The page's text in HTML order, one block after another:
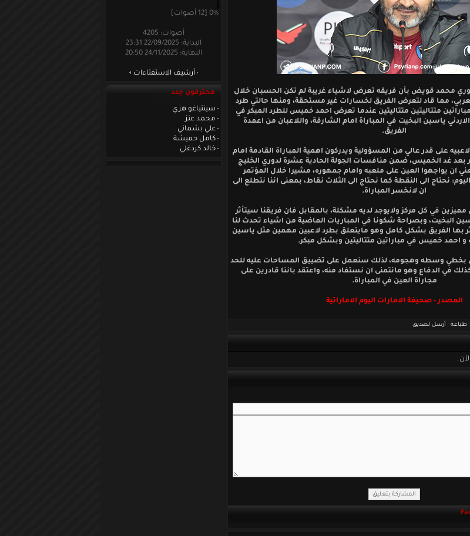
محمد قويض بأن فريقه تعرض لاشياء غريبة لم تكن الحسبان خلال
مما قاد لتعرض الفريق لخسارات غير مستحقة، ومنها حالتي طرد
متتاليتين متتاليتين عندما تعرض احمد خميس للطرد المبكر في
ياسين البخيت في المباراة امام الشارقة، واللاعبان من اعمدة
الفريق.
على قدر عالي من المسؤولية ويدركون اهمية المباراة القادمة امام
بعد غد الخميس، ضمن منافسات الجولة الحادية عشرة لدوري الخليج
ان يواجهوا العين على ملعبه وامام جمهوره، مشيرا خلال المؤتمر
نحتاج الى النقطة كما نحتاج الى الثلاث نقاط، بمعنى اننا نتطلع الى
ان لانخسر المباراة.
مميزين في كل مركز ولايوجد لديه مشكلة، بالمقابل فان فريقنا سيتأثر
البخيت، وبصراحة شكونا في المباريات الماضية من اشياء تحدث لنا
بها الفريق بشكل كامل وهو مايتعلق بطرد لاعبين مهمين مثل ياسين
و احمد خميس في مباراتين متتاليتين وبشكل مبكر.
بخطي وسطه وهجومه، لذلك سنعمل على تضييق المساحات عليه للحد
في الدفاع وهو مانتمنى ان نستفاد منه، واعتقد باننا قادرين على
مجاراة العين في المباراة.
المصدر - صحيفة الامارات اليوم الاماراتية
طباعة أرسل لصديق
0% [12 أصوات]
أصوات: 4205
البداية: 22/09/2025 23:31
النهاية: 24/11/2025 20:50
أرشيف الاستفتاءات
محترفون جدد
سينتياغو هزي
محمد عنز
علي بشماني
كامل حميشة
خالد كردغلي